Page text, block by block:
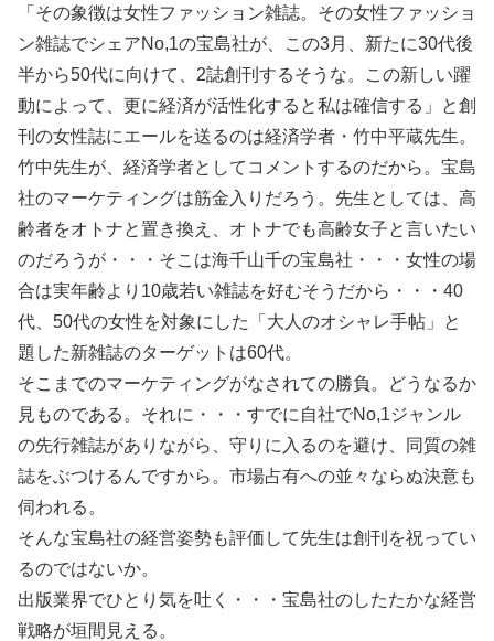
「その象徴は女性ファッション雑誌。その女性ファッショ
ン雑誌でシェアNo,1の宝島社が、この3月、新たに30代後
半から50代に向けて、2誌創刊するそうな。この新しい躍
動によって、更に経済が活性化すると私は確信する」と創
刊の女性誌にエールを送るのは経済学者・竹中平蔵先生。
竹中先生が、経済学者としてコメントするのだから。宝島
社のマーケティングは筋金入りだろう。先生としては、高
齢者をオトナと置き換え、オトナでも高齢女子と言いたい
のだろうが・・・そこは海千山千の宝島社・・・女性の場
合は実年齢より10歳若い雑誌を好むそうだから・・・40
代、50代の女性を対象にした「大人のオシャレ手帖」と
題した新雑誌のターゲットは60代。
そこまでのマーケティングがなされての勝負。どうなるか
見ものである。それに・・・すでに自社でNo,1ジャンル
の先行雑誌がありながら、守りに入るのを避け、同質の雑
誌をぶつけるんですから。市場占有への並々ならぬ決意も
伺われる。
そんな宝島社の経営姿勢も評価して先生は創刊を祝ってい
るのではないか。
出版業界でひとり気を吐く・・・宝島社のしたたかな経営
戦略が垣間見える。